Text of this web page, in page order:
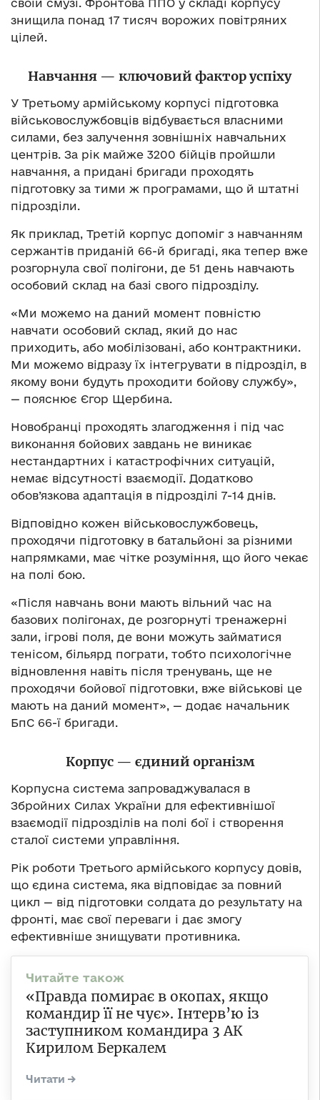
своїй смузі. Фронтова ППО у складі корпусу
знищила понад 17 тисяч ворожих повітряних
цілей.
Навчання — ключовий фактор успіху
У Третьому армійському корпусі підготовка
військовослужбовців відбувається власними
силами, без залучення зовнішніх навчальних
центрів. За рік майже 3200 бійців пройшли
навчання, а придані бригади проходять
підготовку за тими ж програмами, що й штатні
підрозділи.
Як приклад, Третій корпус допоміг з навчанням
сержантів приданій 66-й бригаді, яка тепер вже
розгорнула свої полігони, де 51 день навчають
особовий склад на базі свого підрозділу.
«Ми можемо на даний момент повністю
навчати особовий склад, який до нас
приходить, або мобілізовані, або контрактники.
Ми можемо відразу їх інтегрувати в підрозділ, в
якому вони будуть проходити бойову службу»,
— пояснює Єгор Щербина.
Новобранці проходять злагодження і під час
виконання бойових завдань не виникає
нестандартних і катастрофічних ситуацій,
немає відсутності взаємодії. Додатково
обов’язкова адаптація в підрозділі 7-14 днів.
Відповідно кожен військовослужбовець,
проходячи підготовку в батальйоні за різними
напрямками, має чітке розуміння, що його чекає
на полі бою.
«Після навчань вони мають вільний час на
базових полігонах, де розгорнуті тренажерні
зали, ігрові поля, де вони можуть займатися
тенісом, більярд пограти, тобто психологічне
відновлення навіть після тренувань, ще не
проходячи бойової підготовки, вже військові це
мають на даний момент», — додає начальник
БпС 66-ї бригади.
Корпус — єдиний організм
Корпусна система запроваджувалася в
Збройних Силах України для ефективнішої
взаємодії підрозділів на полі бої і створення
сталої системи управління.
Рік роботи Третього армійського корпусу довів,
що єдина система, яка відповідає за повний
цикл — від підготовки солдата до результату на
фронті, має свої переваги і дає змогу
ефективніше знищувати противника.
«Правда помирає в окопах, якщо
командир її не чує». Інтерв’ю із
заступником командира 3 АК
Кирилом Беркалем